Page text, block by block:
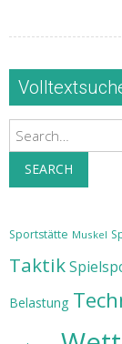
Search
SEARCH
Sportstätte Muskel
Taktik
Belastung